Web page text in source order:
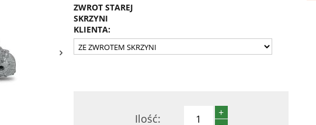
ZWROT STAREJ
SKRZYNI
KLIENTA:
Ilość:
+